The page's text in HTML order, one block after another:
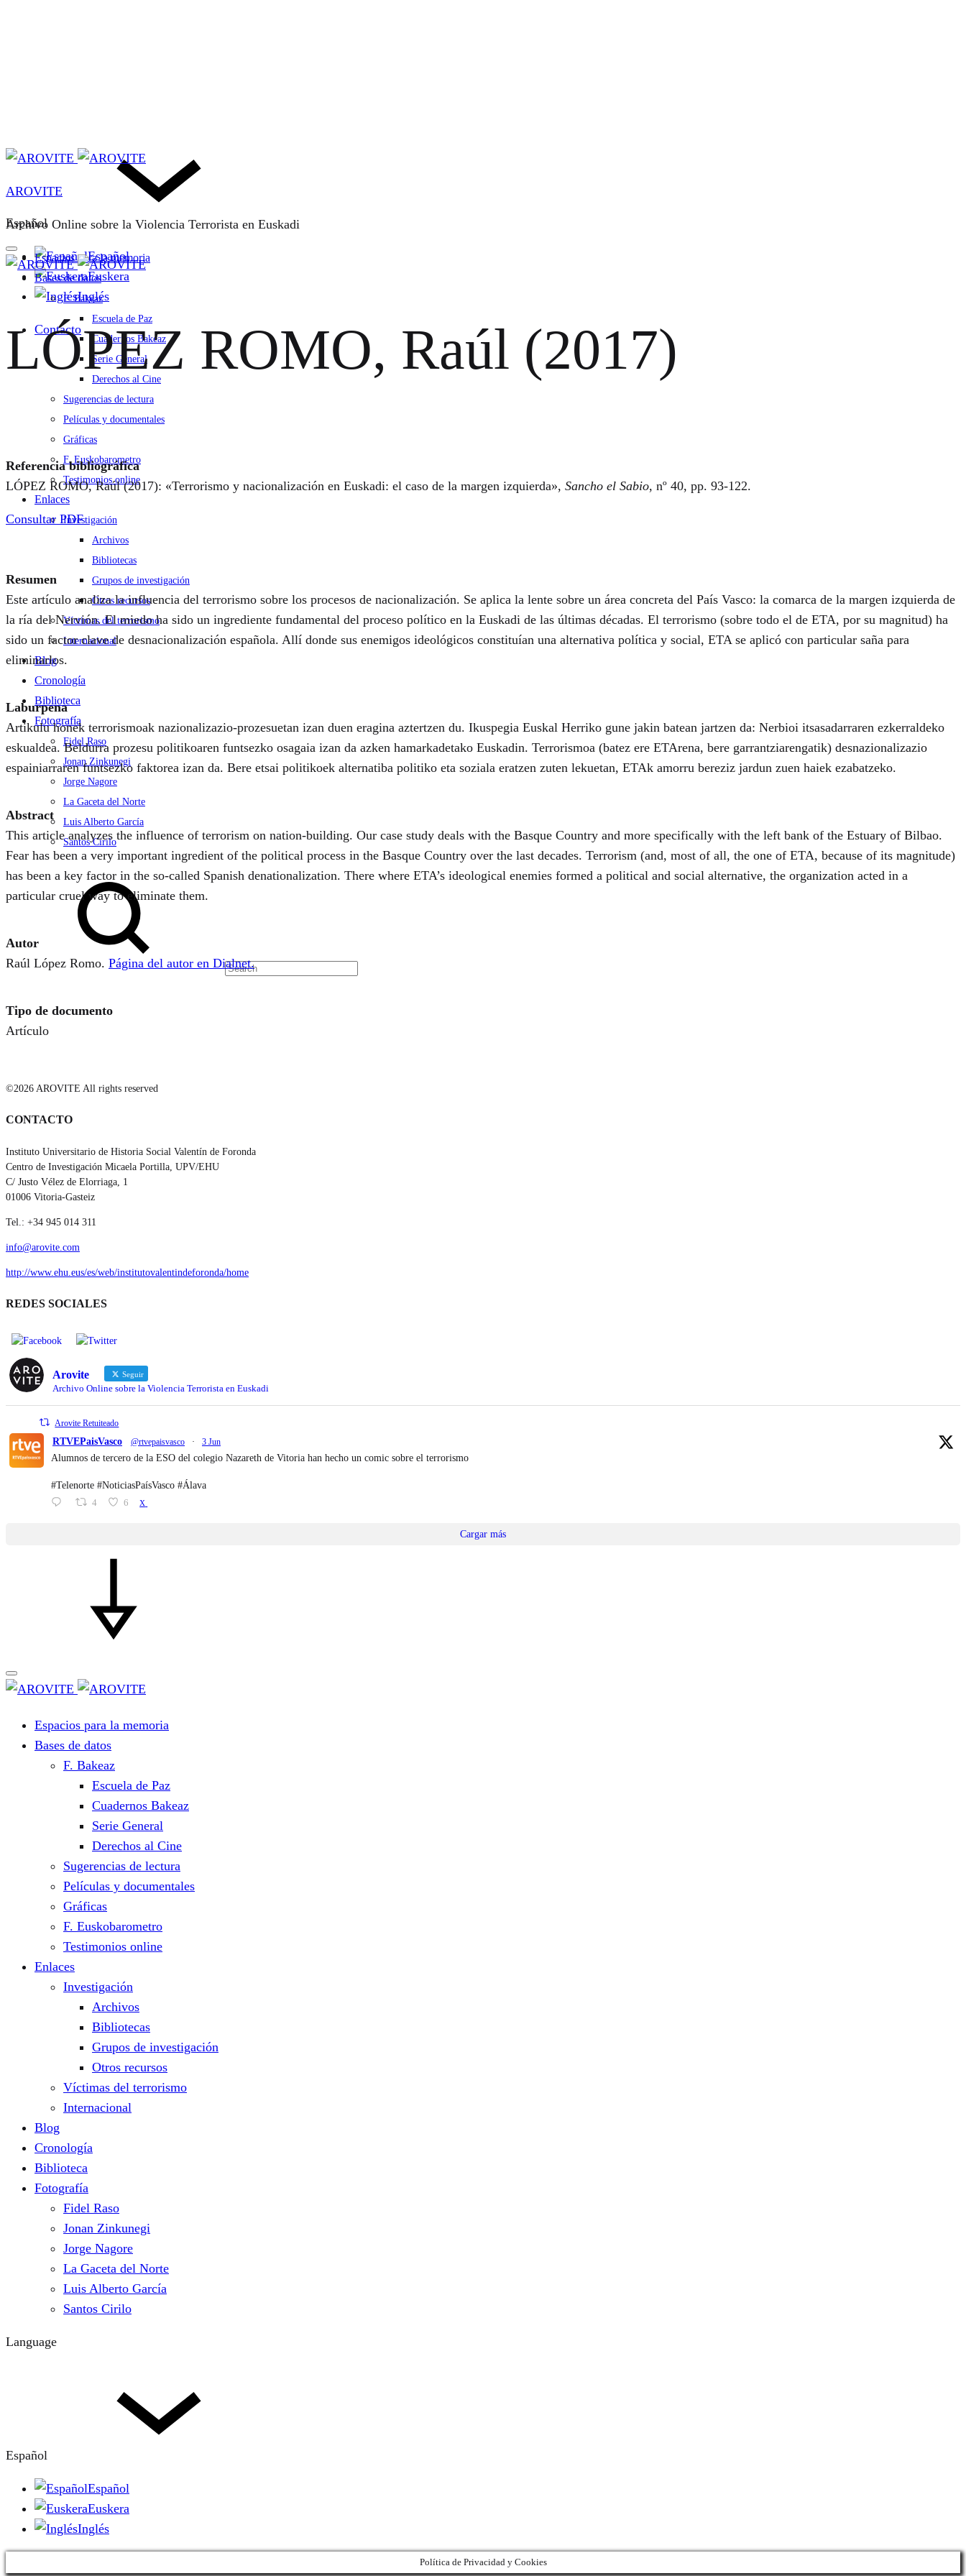
Español
Español
Euskera
Inglés
Contacto
AROVITE
Archivo Online sobre la Violencia Terrorista en Euskadi
Espacios para la memoria
Bases de datos
F. Bakeaz
Escuela de Paz
Cuadernos Bakeaz
Serie General
Derechos al Cine
Sugerencias de lectura
Películas y documentales
Gráficas
F. Euskobarometro
Testimonios online
Enlaces
Investigación
Archivos
Bibliotecas
Grupos de investigación
Otros recursos
Víctimas del terrorismo
Internacional
Blog
Cronología
Biblioteca
Fotografía
Fidel Raso
Jonan Zinkunegi
Jorge Nagore
La Gaceta del Norte
Luis Alberto García
Santos Cirilo
Search
LÓPEZ ROMO, Raúl (2017)
Referencia bibliográfica
LÓPEZ ROMO, Raúl (2017): «Terrorismo y nacionalización en Euskadi: el caso de la margen izquierda», Sancho el Sabio, nº 40, pp. 93-122.
Consultar PDF
Resumen
Este artículo analiza la influencia del terrorismo sobre los procesos de nacionalización. Se aplica la lente sobre un área concreta del País Vasco: la comarca de la margen izquierda de
la ría del Nervión. El miedo ha sido un ingrediente fundamental del proceso político en la Euskadi de las últimas décadas. El terrorismo (sobre todo el de ETA, por su magnitud) ha
sido un factor clave de desnacionalización española. Allí donde sus enemigos ideológicos constituían una alternativa política y social, ETA se aplicó con particular saña para
eliminarlos.
Laburpena
Artikulu honek terrorismoak nazionalizazio-prozesuetan izan duen eragina aztertzen du. Ikuspegia Euskal Herriko gune jakin batean jartzen da: Nerbioi itsasadarraren ezkerraldeko
eskualdea. Beldurra prozesu politikoaren funtsezko osagaia izan da azken hamarkadetako Euskadin. Terrorismoa (batez ere ETArena, bere garrantziarengatik) desnazionalizazio
espainiarraren funtsezko faktorea izan da. Bere etsai politikoek alternatiba politiko eta soziala eratzen zuten lekuetan, ETAk amorru bereziz jardun zuen haiek ezabatzeko.
Abstract
This article analyzes the influence of terrorism on nation-building. Our case study deals with the Basque Country and more specifically with the left bank of the Estuary of Bilbao.
Fear has been a very important ingredient of the political process in the Basque Country over the last decades. Terrorism (and, most of all, the one of ETA, because of its magnitude)
has been a key factor in the so-called Spanish denationalization. There where ETA’s ideological enemies formed a political and social alternative, the organization acted in a
particular cruel way to eliminate them.
Autor
Raúl López Romo. Página del autor en Dialnet.
Tipo de documento
Artículo
©2026 AROVITE All rights reserved
CONTACTO
Instituto Universitario de Historia Social Valentín de Foronda
Centro de Investigación Micaela Portilla, UPV/EHU
C/ Justo Vélez de Elorriaga, 1
01006 Vitoria-Gasteiz
Tel.: +34 945 014 311
info@arovite.com
http://www.ehu.eus/es/web/institutovalentindeforonda/home
REDES SOCIALES
Arovite Seguir
Archivo Online sobre la Violencia Terrorista en Euskadi
Arovite Retuiteado
RTVEPaisVasco @rtvepaisvasco · 3 Jun
Alumnos de tercero de la ESO del colegio Nazareth de Vitoria han hecho un comic sobre el terrorismo
#Telenorte #NoticiasPaísVasco #Álava
4 6 X
Cargar más
Espacios para la memoria
Bases de datos
F. Bakeaz
Escuela de Paz
Cuadernos Bakeaz
Serie General
Derechos al Cine
Sugerencias de lectura
Películas y documentales
Gráficas
F. Euskobarometro
Testimonios online
Enlaces
Investigación
Archivos
Bibliotecas
Grupos de investigación
Otros recursos
Víctimas del terrorismo
Internacional
Blog
Cronología
Biblioteca
Fotografía
Fidel Raso
Jonan Zinkunegi
Jorge Nagore
La Gaceta del Norte
Luis Alberto García
Santos Cirilo
Language
Español
Español
Euskera
Inglés
Política de Privacidad y Cookies